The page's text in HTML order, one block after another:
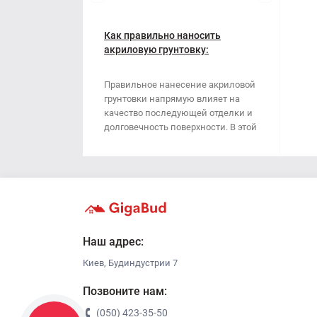
Полипропиленовый мешок
Сетка абразивная
Губки для шлифования
Кельма
Коронки
Лопата
Молоток
Как правильно наносить
акриловую грунтовку:
Правильное нанесение акриловой
грунтовки напрямую влияет на
качество последующей отделки и
долговечность поверхности. В этой
Наш адрес:
Киев, Будиндустрии 7
Позвоните нам:
(050) 423-35-50